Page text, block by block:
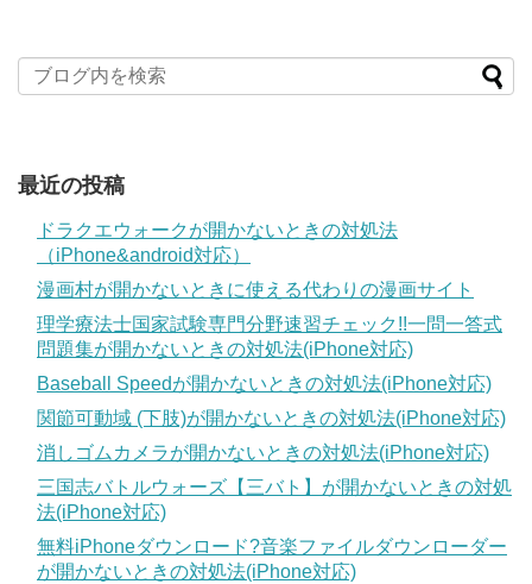
最近の投稿
ドラクエウォークが開かないときの対処法
（iPhone&android対応）
漫画村が開かないときに使える代わりの漫画サイト
理学療法士国家試験専門分野速習チェック!!一問一答式
問題集が開かないときの対処法(iPhone対応)
Baseball Speedが開かないときの対処法(iPhone対応)
関節可動域 (下肢)が開かないときの対処法(iPhone対応)
消しゴムカメラが開かないときの対処法(iPhone対応)
三国志バトルウォーズ【三バト】が開かないときの対処
法(iPhone対応)
無料iPhoneダウンロード?音楽ファイルダウンローダー
が開かないときの対処法(iPhone対応)